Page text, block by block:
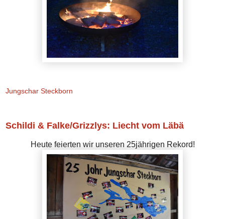
Jungschar Steckborn
Schildi & Falke/Grizzlys: Liecht vom Läbä
Heute feierten wir unseren 25jährigen Rekord!